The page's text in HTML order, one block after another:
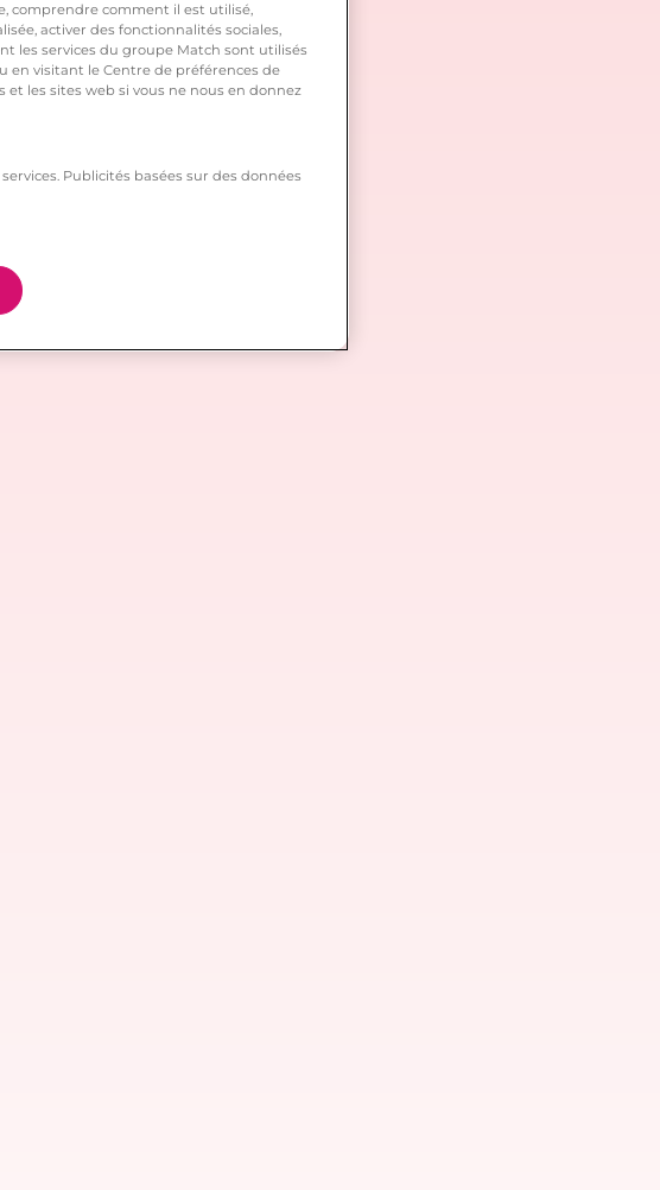
comprendre comment il est utilisé,
activer des fonctionnalités sociales,
les services du groupe Match sont utilisés
en visitant le Centre de préférences de
les sites web si vous ne nous en donnez
Publicités basées sur des données